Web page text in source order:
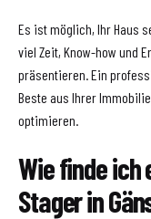
Es ist möglich, Ihr Haus
viel Zeit, Know-how und
präsentieren. Ein
Beste aus Ihrer
optimieren.
Wie finde ich
Stager in